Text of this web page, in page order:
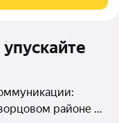
районе в